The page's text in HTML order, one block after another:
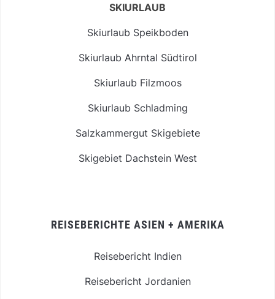
SKIURLAUB
Skiurlaub Speikboden
Skiurlaub Ahrntal Südtirol
Skiurlaub Filzmoos
Skiurlaub Schladming
Salzkammergut Skigebiete
Skigebiet Dachstein West
REISEBERICHTE ASIEN + AMERIKA
Reisebericht Indien
Reisebericht Jordanien